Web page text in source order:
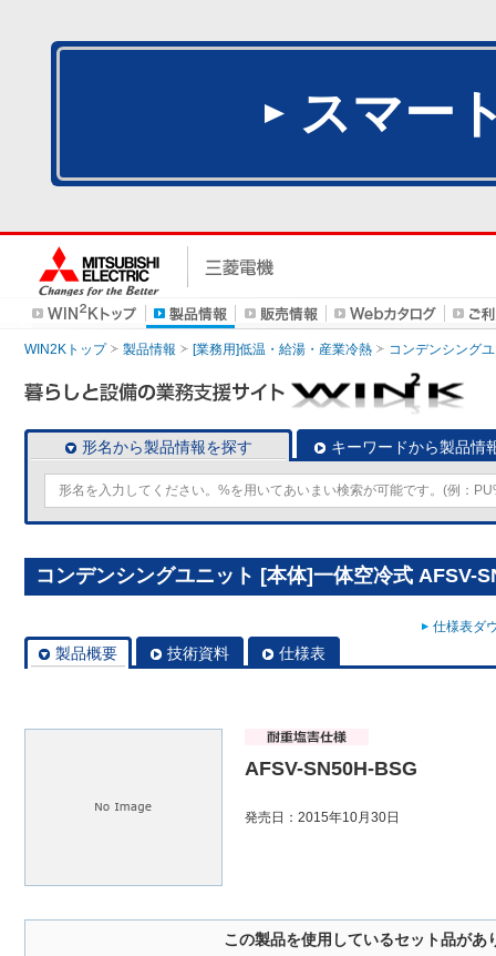
スマー
WIN2Kトップ 製品情報 [業務用]低温・給湯・産業冷熱 コンデンシング
形名から製品情報を探す キーワードから製品情
コンデンシングユニット [本体]一体空冷式 AFSV-
仕様表ダ
製品概要 技術資料 仕様表
AFSV-SN50H-BSG
発売日：2015年10月30日
この製品を使用しているセット品があ